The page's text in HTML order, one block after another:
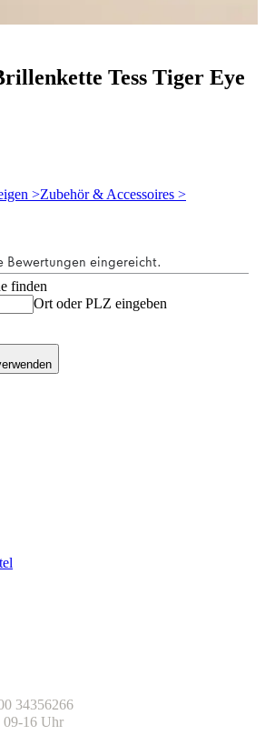
Tess Tiger Eye
>Zubehör & Accessoires >
finden
Ort oder PLZ eingeben
34356266
09-16 Uhr